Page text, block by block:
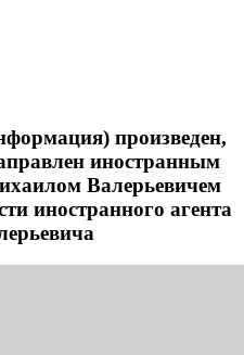
произведен,
иностранным
Валерьевичем
иностранного агента